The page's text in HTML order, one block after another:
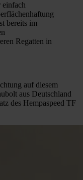
einfach
bereits im
Regatten in
auf diesem
aus Deutschland
des Hempaspeed TF